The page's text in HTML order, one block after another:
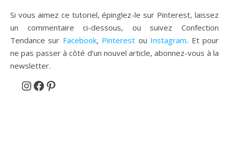
Si vous aimez ce tutoriel, épinglez-le sur Pinterest, laissez
un commentaire ci-dessous, ou suivez Confection
Tendance sur Facebook, Pinterest ou Instagram. Et pour
ne pas passer à côté d’un nouvel article, abonnez-vous à la
newsletter.
Instagram
Facebook
Pinterest